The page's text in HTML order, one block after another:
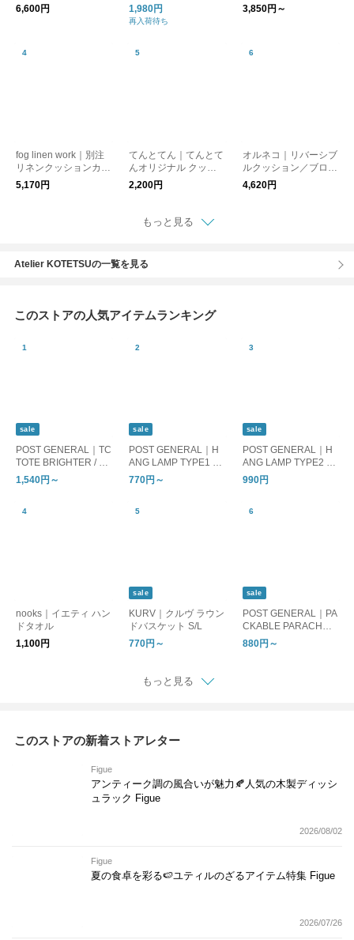
ント柄
6,600円
イブリッド インディ
アン クッション
1,980円
再入荷待ち
3,850円～
fog linen work｜別注
リネンクッションカバ
ー（フリンジ付き）
5,170円
てんとてん｜てんとて
んオリジナル クッシ
ョンカバー 45×45cm
Blue Frill
2,200円
オルネコ｜リバーシブ
ルクッション／ブロッ
クプリント（ベッド
用）
4,620円
もっと見る
Atelier KOTETSUの一覧を見る
このストアの人気アイテムランキング
sale
POST GENERAL｜TC
TOTE BRIGHTER / テ
ィーシートート ブラ
イター
1,540円～
sale
POST GENERAL｜H
ANG LAMP TYPE1 ハ
ングランプ タイプワ
770円～
sale
POST GENERAL｜H
ANG LAMP TYPE2 ハ
ングランプ タイプツ
990円
nooks｜イエティ ハン
ドタオル
1,100円
sale
KURV｜クルヴ ラウン
ドバスケット S/L
770円～
sale
POST GENERAL｜PA
CKABLE PARACHUT
E NYLON BAG
880円～
もっと見る
このストアの新着ストアレター
Figue
アンティーク調の風合いが魅力🍂人気の木製ディッシ
ュラック Figue
2026/08/02
Figue
夏の食卓を彩る🍉ユティルのざるアイテム特集 Figue
2026/07/26